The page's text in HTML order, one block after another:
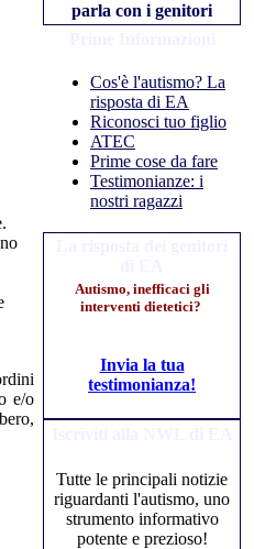
e/o
parla con i genitori
Cos'è l'autismo? La
risposta di EA
Riconosci tuo figlio
ATEC
Prime cose da fare
Testimonianze: i
nostri ragazzi
Autismo, inefficaci gli
interventi dietetici?
Invia la tua
testimonianza!
Tutte le principali notizie
riguardanti l'autismo, uno
strumento informativo
potente e prezioso!